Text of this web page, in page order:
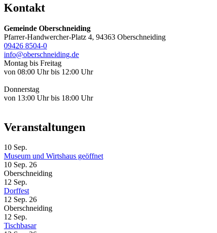
Kontakt
Gemeinde Oberschneiding
Pfarrer-Handwercher-Platz 4, 94363 Oberschneiding
09426 8504-0
info@oberschneiding.de
Montag bis Freitag
von 08:00 Uhr bis 12:00 Uhr
Donnerstag
von 13:00 Uhr bis 18:00 Uhr
Veranstaltungen
10 Sep.
Museum und Wirtshaus geöffnet
10 Sep. 26
Oberschneiding
12 Sep.
Dorffest
12 Sep. 26
Oberschneiding
12 Sep.
Tischbasar